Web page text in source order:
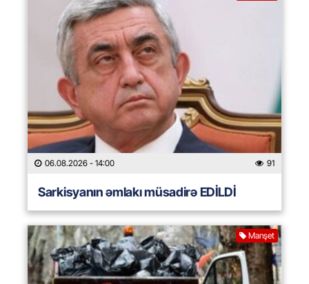
06.08.2026 - 14:00 91
Sarkisyanın əmlakı müsadirə EDİLDİ
Manşet